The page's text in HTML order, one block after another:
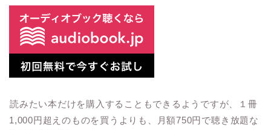
読みたい本だけを購入することもできるようですが、１冊
1,000円超えのものを買うよりも、月額750円で聴き放題な